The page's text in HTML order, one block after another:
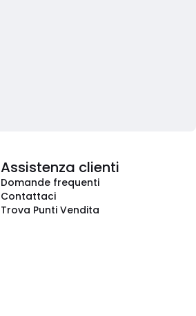
Assistenza clienti
Domande frequenti
Contattaci
Trova Punti Vendita